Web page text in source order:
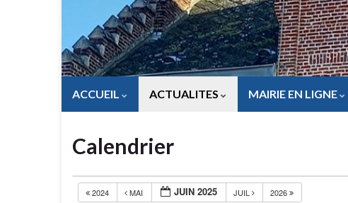
ACCUEIL ACTUALITES MAIRIE EN LIGNE
Calendrier
2024 MAI JUIN 2025 JUIL 2026